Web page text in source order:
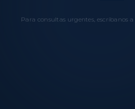
Para consultas urgentes, escríbanos a